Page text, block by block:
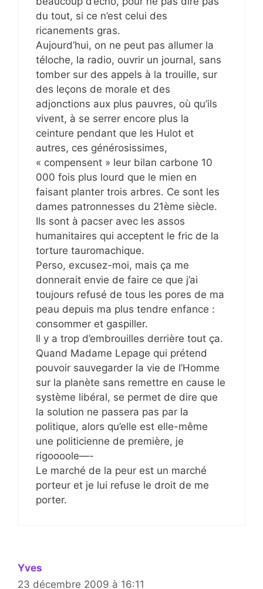
du tout, si ce n’est celui des
ricanements gras.
Aujourd’hui, on ne peut pas allumer la
téloche, la radio, ouvrir un journal, sans
tomber sur des appels à la trouille, sur
des leçons de morale et des
adjonctions aux plus pauvres, où qu’ils
vivent, à se serrer encore plus la
ceinture pendant que les Hulot et
autres, ces générosissimes,
« compensent » leur bilan carbone 10
000 fois plus lourd que le mien en
faisant planter trois arbres. Ce sont les
dames patronnesses du 21ème siècle.
Ils sont à pacser avec les assos
humanitaires qui acceptent le fric de la
torture tauromachique.
Perso, excusez-moi, mais ça me
donnerait envie de faire ce que j’ai
toujours refusé de tous les pores de ma
peau depuis ma plus tendre enfance :
consommer et gaspiller.
Il y a trop d’embrouilles derrière tout ça.
Quand Madame Lepage qui prétend
pouvoir sauvegarder la vie de l’Homme
sur la planète sans remettre en cause le
système libéral, se permet de dire que
la solution ne passera pas par la
politique, alors qu’elle est elle-même
une politicienne de première, je
rigoooole—-
Le marché de la peur est un marché
porteur et je lui refuse le droit de me
porter.
Yves
23 décembre 2009 à 16:11